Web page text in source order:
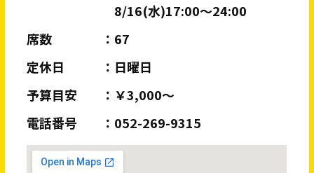
8/16(水)17:00～24:00
席数
67
定休日
日曜日
予算目安
￥3,000～
電話番号
052-269-9315